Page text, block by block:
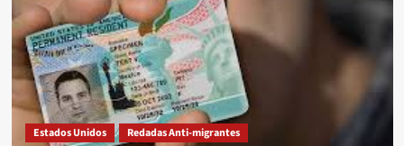
Estados Unidos Redadas Anti-migrantes